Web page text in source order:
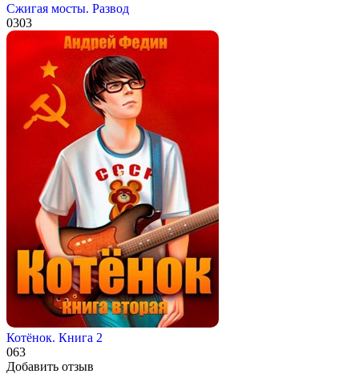
Сжигая мосты. Развод
0303
Котёнок. Книга 2
063
Добавить отзыв